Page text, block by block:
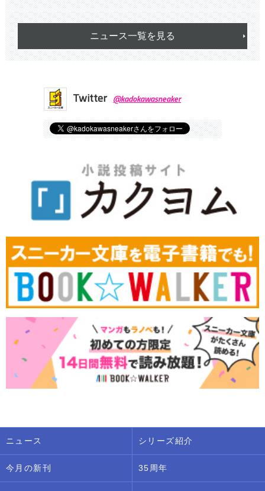
ニュース一覧を見る
Twitter @kadokawasneaker
ニュース シリーズ紹介
今月の新刊 35周年